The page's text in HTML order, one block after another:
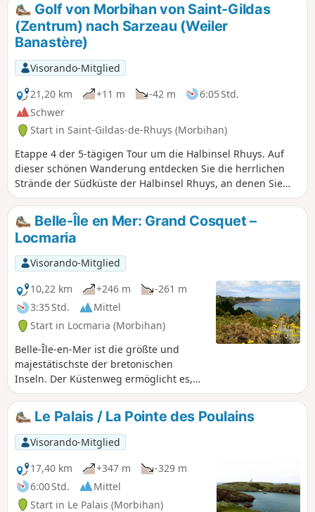
Golf von Morbihan von Saint-Gildas
(Zentrum) nach Sarzeau (Weiler
Banastère)
Visorando-Mitglied
21,20 km
+11 m -42 m
6:05 Std.
Schwer
Start in Saint-Gildas-de-Rhuys (Morbihan)
Etappe 4 der 5-tägigen Tour um die Halbinsel Rhuys. Auf
dieser schönen Wanderung entdecken Sie die herrlichen
Strände der Südküste der Halbinsel Rhuys, an denen Sie
auch baden können. Vor der Küste bietet sich ein Blick auf
die Inseln Houat, Hoedic und Belle Île sowie auf die
Halbinsel Quiberon. Das Schloss Suscinio, Sitz der Herzöge
der Bretagne in einem Naturgebiet mit großer Artenvielfalt,
ist ein absolutes Muss im Morbihan.
Belle-Île en Mer: Grand Cosquet –
Locmaria
Visorando-Mitglied
10,22 km
+246 m
-261 m
3:35 Std.
Mittel
Start in Locmaria (Morbihan)
Belle-Île-en-Mer ist die größte und
majestätischste der bretonischen
Inseln. Der Küstenweg ermöglicht es,
die Insel zu umrunden und die
Schönheit und Vielfalt der Landschaften
zu genießen. Diese Wanderung befindet
sich an der Südküste (wilde Küste), die
den Winden des Atlantiks ausgesetzt ist.
Die zerklüfteten Klippen, bedeckt mit
karger, farbenfroher Heide, zeichnen
ein unglaubliches Bild.
Le Palais / La Pointe des Poulains
Visorando-Mitglied
17,40 km
+347 m
-329 m
6:00 Std.
Mittel
Start in Le Palais (Morbihan)